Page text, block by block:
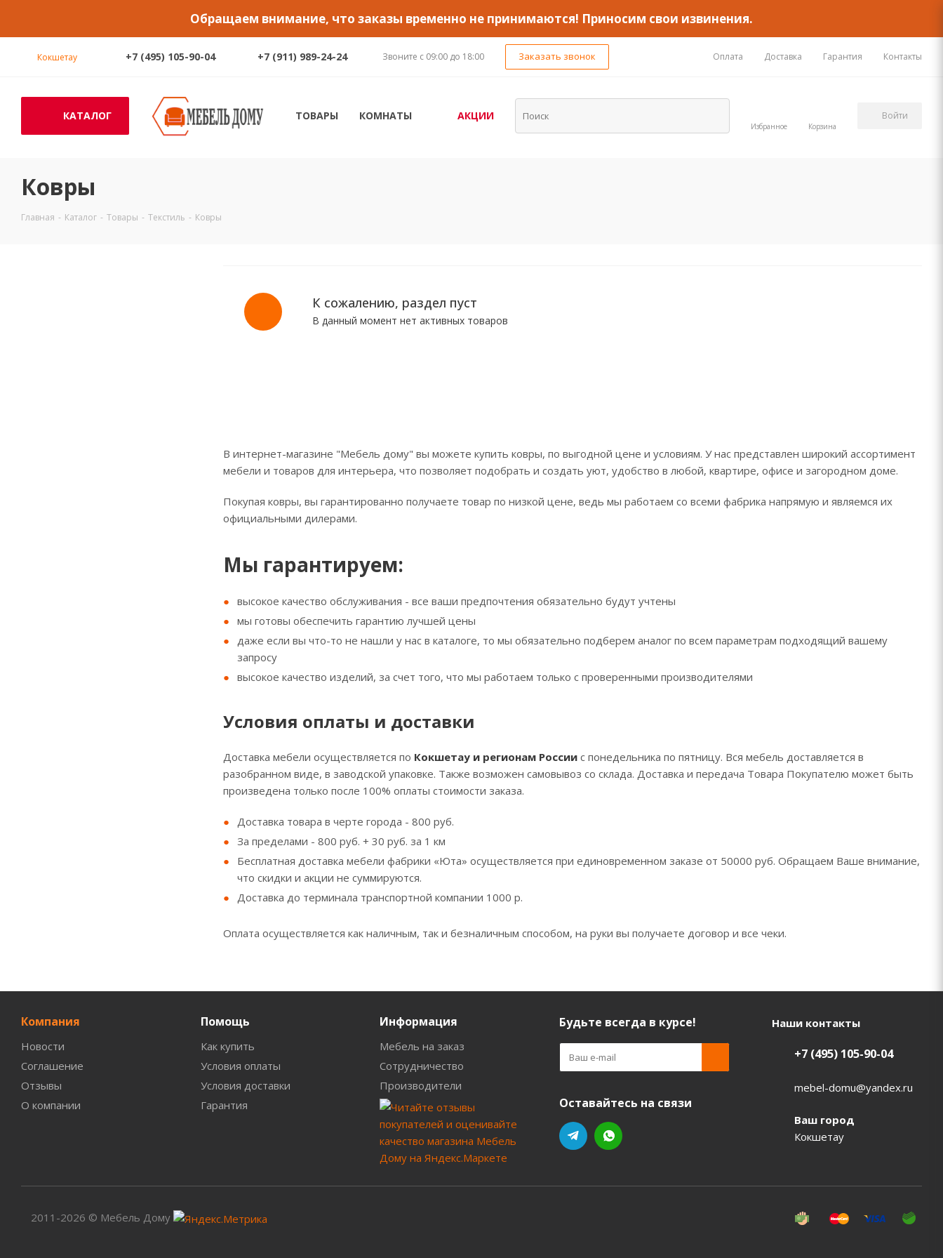
Обращаем внимание, что заказы временно не принимаются! Приносим свои извинения.
Кокшетау +7 (495) 105-90-04 +7 (911) 989-24-24 Звоните с 09:00 до 18:00 Заказать звонок Оплата Доставка Гарантия Контакты
КАТАЛОГ ТОВАРЫ КОМНАТЫ АКЦИИ
Избранное Корзина
Войти
Ковры
Главная - Каталог - Товары - Текстиль - Ковры
К сожалению, раздел пуст
В данный момент нет активных товаров
В интернет-магазине "Мебель дому" вы можете купить ковры, по выгодной цене и условиям. У нас представлен широкий ассортимент
мебели и товаров для интерьера, что позволяет подобрать и создать уют, удобство в любой, квартире, офисе и загородном доме.
Покупая ковры, вы гарантированно получаете товар по низкой цене, ведь мы работаем со всеми фабрика напрямую и являемся их
официальными дилерами.
Мы гарантируем:
высокое качество обслуживания - все ваши предпочтения обязательно будут учтены
мы готовы обеспечить гарантию лучшей цены
даже если вы что-то не нашли у нас в каталоге, то мы обязательно подберем аналог по всем параметрам подходящий вашему
запросу
высокое качество изделий, за счет того, что мы работаем только с проверенными производителями
Условия оплаты и доставки
Доставка мебели осуществляется по Кокшетау и регионам России с понедельника по пятницу. Вся мебель доставляется в
разобранном виде, в заводской упаковке. Также возможен самовывоз со склада. Доставка и передача Товара Покупателю может быть
произведена только после 100% оплаты стоимости заказа.
Доставка товара в черте города - 800 руб.
За пределами - 800 руб. + 30 руб. за 1 км
Бесплатная доставка мебели фабрики «Юта» осуществляется при единовременном заказе от 50000 руб. Обращаем Ваше внимание,
что скидки и акции не суммируются.
Доставка до терминала транспортной компании 1000 р.
Оплата осуществляется как наличным, так и безналичным способом, на руки вы получаете договор и все чеки.
Компания
Новости
Соглашение
Отзывы
О компании
Помощь
Как купить
Условия оплаты
Условия доставки
Гарантия
Информация
Мебель на заказ
Сотрудничество
Производители
Будьте всегда в курсе!
Оставайтесь на связи
Наши контакты
+7 (495) 105-90-04
mebel-domu@yandex.ru
Ваш город
Кокшетау
2011-2026 © Мебель Дому